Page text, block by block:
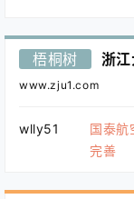
梧桐树 浙
www.zju1.com
wlly51
国泰航
完善